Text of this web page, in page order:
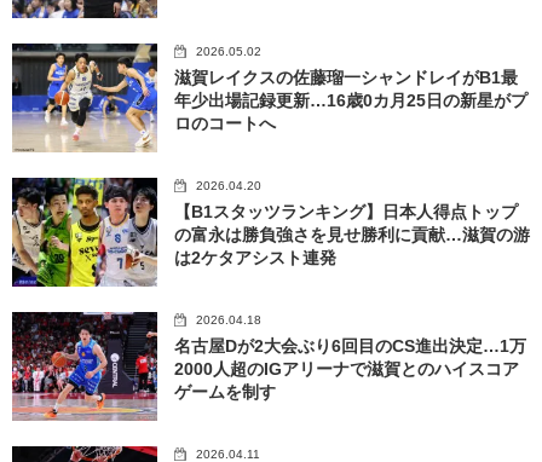
2026.05.02
滋賀レイクスの佐藤瑠一シャンドレイがB1最
年少出場記録更新…16歳0カ月25日の新星がプ
ロのコートへ
2026.04.20
【B1スタッツランキング】日本人得点トップ
の富永は勝負強さを見せ勝利に貢献…滋賀の游
は2ケタアシスト連発
2026.04.18
名古屋Dが2大会ぶり6回目のCS進出決定…1万
2000人超のIGアリーナで滋賀とのハイスコア
ゲームを制す
2026.04.11